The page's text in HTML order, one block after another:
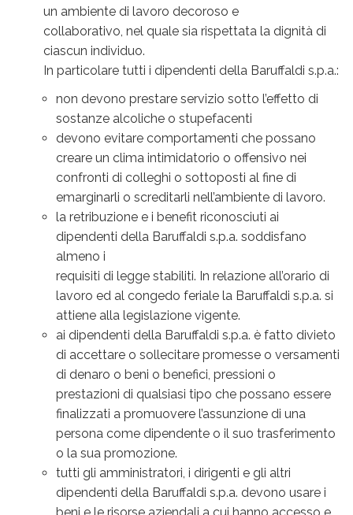
un ambiente di lavoro decoroso e
collaborativo, nel quale sia rispettata la dignità di
ciascun individuo.
In particolare tutti i dipendenti della Baruffaldi s.p.a.:
non devono prestare servizio sotto l’effetto di
sostanze alcoliche o stupefacenti
devono evitare comportamenti che possano
creare un clima intimidatorio o offensivo nei
confronti di colleghi o sottoposti al fine di
emarginarli o screditarli nell’ambiente di lavoro.
la retribuzione e i benefit riconosciuti ai
dipendenti della Baruffaldi s.p.a. soddisfano
almeno i
requisiti di legge stabiliti. In relazione all’orario di
lavoro ed al congedo feriale la Baruffaldi s.p.a. si
attiene alla legislazione vigente.
ai dipendenti della Baruffaldi s.p.a. è fatto divieto
di accettare o sollecitare promesse o versamenti
di denaro o beni o benefici, pressioni o
prestazioni di qualsiasi tipo che possano essere
finalizzati a promuovere l’assunzione di una
persona come dipendente o il suo trasferimento
o la sua promozione.
tutti gli amministratori, i dirigenti e gli altri
dipendenti della Baruffaldi s.p.a. devono usare i